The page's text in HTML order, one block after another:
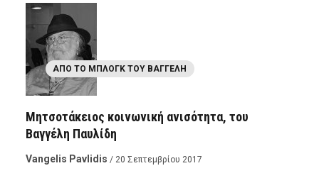
ΑΠΌ ΤΟ ΜΠΛΟΓΚ ΤΟΥ ΒΑΓΓΈΛΗ
Μητσοτάκειος κοινωνική ανισότητα, του
Βαγγέλη Παυλίδη
Vangelis Pavlidis / 20 Σεπτεμβρίου 2017